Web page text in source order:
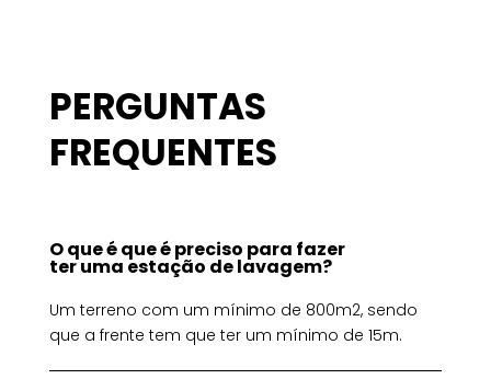
PERGUNTAS
FREQUENTES
O que é que é preciso para fazer
ter uma estação de lavagem?
Um terreno com um mínimo de 800m2, sendo
que a frente tem que ter um mínimo de 15m.